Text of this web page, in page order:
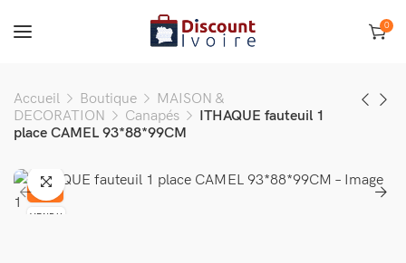
0
Accueil Boutique
MAISON &
DECORATION
Canapés
ITHAQUE fauteuil 1
place CAMEL 93*88*99CM
VENDU